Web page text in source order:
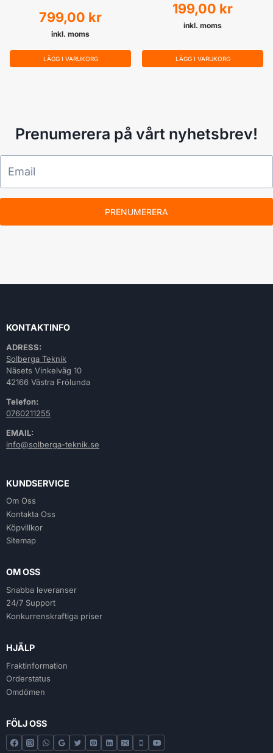
799,00 kr
inkl. moms
LÄGG I VARUKORG
199,00 kr
inkl. moms
LÄGG I VARUKORG
Prenumerera på vårt nyhetsbrev!
PRENUMERERA
KONTAKTINFO
ADRESS:
Solberga Teknik
Näsets Vinkelväg 10
42166 Västra Frölunda
Telefon:
0760211255
EMAIL:
info@solberga-teknik.se
KUNDSERVICE
Om Oss
Kontakta Oss
Köpvillkor
Sitemap
OM OSS
Snabba leveranser
24/7 Support
Konkurrenskraftiga priser
HJÄLP
Fraktinformation
Orderstatus
Omdömen
FÖLJ OSS